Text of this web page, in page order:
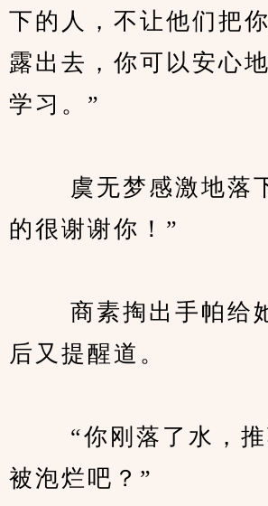
下的人，不让他们把
露出去，你可以安心
学习。”
虞无梦感激地落下
的很谢谢你！”
商素掏出手帕给
后又提醒道。
“你刚落了水，推
被泡烂吧？”